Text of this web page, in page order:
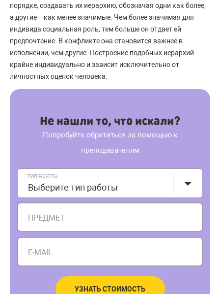
порядке, создавать их иерархию, обозначая одни как более,
а другие – как менее значимые. Чем более значимая для
индивида социальная роль, тем больше он отдает ей
предпочтение. В конфликте она становится важнее в
исполнении, чем другие. Построение подобных иерархий
крайне индивидуально и зависит исключительно от
личностных оценок человека.
Не нашли то, что искали?
Попробуйте обратиться за помощью к
преподавателям
ТИП РАБОТЫ
Выберите тип работы
ПРЕДМЕТ
E-MAIL
УЗНАТЬ СТОИМОСТЬ